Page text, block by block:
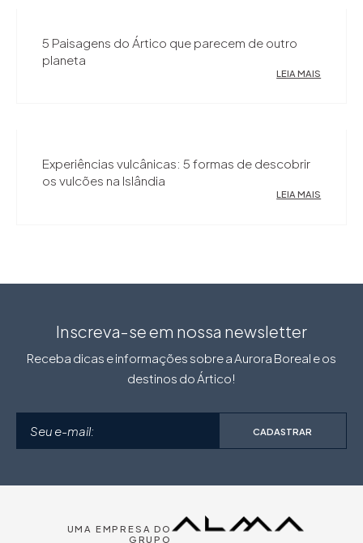
5 Paisagens do Ártico que parecem de outro
planeta
LEIA MAIS
Experiências vulcânicas: 5 formas de descobrir
os vulcões na Islândia
LEIA MAIS
Inscreva-se em nossa newsletter
Receba dicas e informações sobre a Aurora Boreal e os
destinos do Ártico!
CADASTRAR
UMA EMPRESA DO
GRUPO